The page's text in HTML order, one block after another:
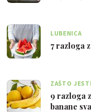
LUBENICA
7 razloga
ZAŠTO
9 razloga
banane